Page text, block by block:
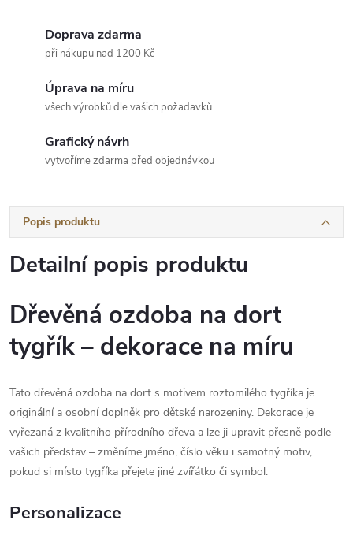
Doprava zdarma
při nákupu nad 1200 Kč
Úprava na míru
všech výrobků dle vašich požadavků
Grafický návrh
vytvoříme zdarma před objednávkou
Popis produktu
Detailní popis produktu
Dřevěná ozdoba na dort
tygřík – dekorace na míru
Tato dřevěná ozdoba na dort s motivem roztomilého tygříka je
originální a osobní doplněk pro dětské narozeniny. Dekorace je
vyřezaná z kvalitního přírodního dřeva a lze ji upravit přesně podle
vašich představ – změníme jméno, číslo věku i samotný motiv,
pokud si místo tygříka přejete jiné zvířátko či symbol.
Personalizace